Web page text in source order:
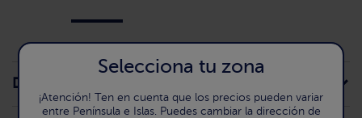
Detalle del producto
Selecciona tu zona
¡Atención! Ten en cuenta que los precios pueden variar
entre Península e Islas. Puedes cambiar la dirección de